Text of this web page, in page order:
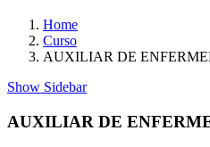
Home
Curso
AUXILIAR DE
Show Sidebar
AUXILIAR DE